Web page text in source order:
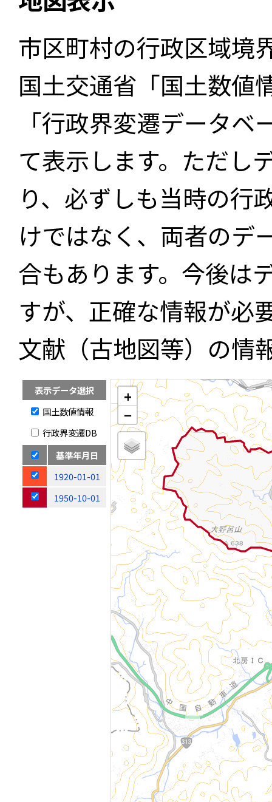
市区町村の行政区域境
国土交通省「国土数値
「行政界変遷データ
て表示します。ただし
り、必ずしも当時の行
けではなく、両者のデ
合もあります。今後は
すが、正確な情報が必
文献（古地図等）の情
表示データ選択
国土数値情報
行政界変遷DB
基準年月日
1920-01-01
1950-10-01
+
−